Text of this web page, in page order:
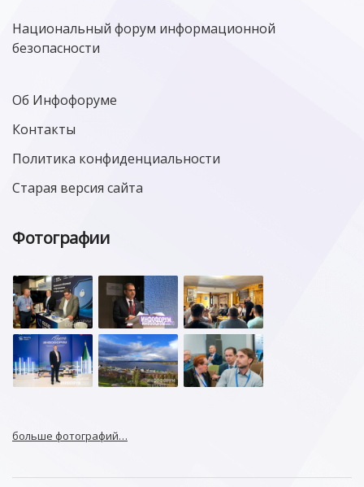
Национальный форум информационной
безопасности
Об Инфофоруме
Контакты
Политика конфиденциальности
Старая версия сайта
Фотографии
больше фотографий…